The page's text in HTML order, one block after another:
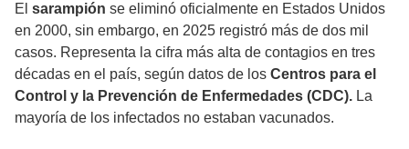
El sarampión se eliminó oficialmente en Estados Unidos
en 2000, sin embargo, en 2025 registró más de dos mil
casos. Representa la cifra más alta de contagios en tres
décadas en el país, según datos de los Centros para el
Control y la Prevención de Enfermedades (CDC). La
mayoría de los infectados no estaban vacunados.